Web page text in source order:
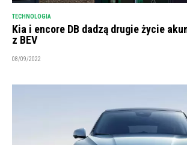
TECHNOLOGIA
Kia i encore DB dadzą drugie życie
z BEV
08/09/2022